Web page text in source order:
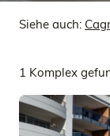
Siehe auch:
1 Komplex